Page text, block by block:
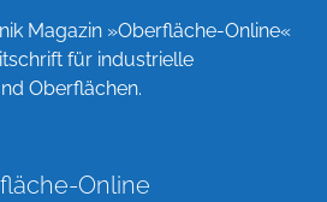
Magazin »Oberfläche-Online«
für industrielle
Oberflächen.
Online